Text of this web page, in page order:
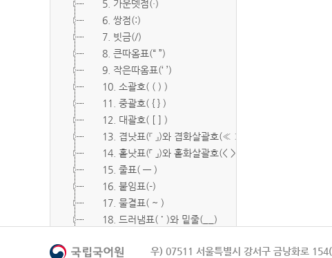
5. 가운뎃점(·)
6. 쌍점(:)
7. 빗금(/)
8. 큰따옴표(“ ”)
9. 작은따옴표(‘ ’)
10. 소괄호( ( ) )
11. 중괄호( { } )
12. 대괄호( [ ] )
13. 겹낫표(『 』)와 겹화살괄호(≪ ≫)
14. 홑낫표(「 」)와 홑화살괄호(< >)
15. 줄표( ― )
16. 붙임표(-)
17. 물결표( ~ )
18. 드러냄표( ˙ )와 밑줄(__)
20. 빠짐표( □ )우) 07511 서울특별시 강서구 금낭화로